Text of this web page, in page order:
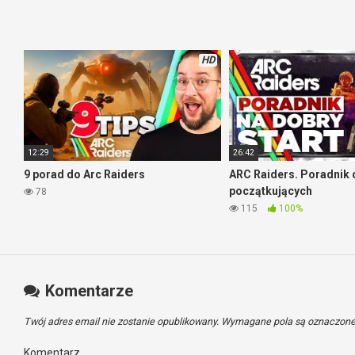
Turtle Beach Stealth 520
HD
12:29
9 porad do Arc Raiders
78
26:42
ARC Raiders. Poradnik
początkujących
115 100%
Komentarze
Twój adres email nie zostanie opublikowany. Wymagane pola są